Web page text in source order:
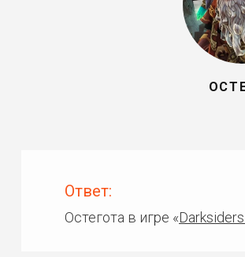
Ответ:
Остегота в игре «